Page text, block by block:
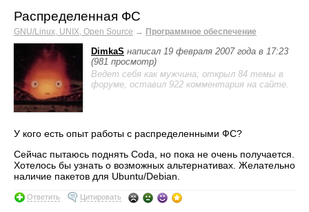
Распределенная ФС
GNU/Linux, UNIX, Open Source → Программное обеспечение
DimkaS написал 19 февраля 2007 года в 17:23
(981 просмотр)
Ведет себя как мужчина; открыл 84 темы в
форуме, оставил 922 комментария на сайте.
У кого есть опыт работы с распределенными ФС?
Сейчас пытаюсь поднять Coda, но пока не очень получается.
Хотелось бы узнать о возможных альтернативах. Желательно
наличие пакетов для Ubuntu/Debian.
Ответить Цитировать